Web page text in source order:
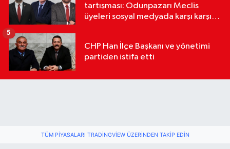
tartışması: Odunpazarı Meclis
üyeleri sosyal medyada karşı karşıya
CHP Han İlçe Başkanı ve yönetimi
partiden istifa etti
5
TÜM PIYASALARI TRADINGVIEW ÜZERINDEN TAKIP EDIN